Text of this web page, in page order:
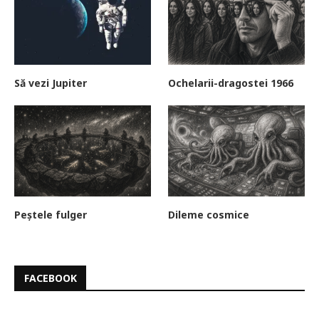
Să vezi Jupiter Ochelarii-dragostei 1966
Peștele fulger Dileme cosmice
FACEBOOK